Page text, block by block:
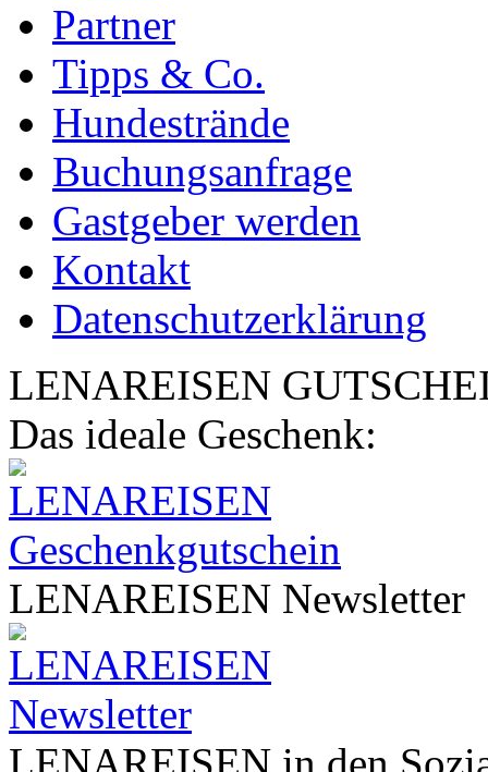
Partner
Tipps & Co.
Hundestrände
Buchungsanfrage
Gastgeber werden
Kontakt
Datenschutzerklärung
LENAREISEN
Das ideale Geschenk:
LENAREISEN Newsletter